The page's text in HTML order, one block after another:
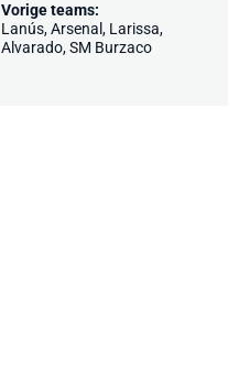
Vorige teams:
Lanús, Arsenal, Larissa,
Alvarado, SM Burzaco